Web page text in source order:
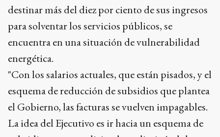
destinar más del diez por ciento de sus ingresos
para solventar los servicios públicos, se
encuentra en una situación de vulnerabilidad
energética.
"Con los salarios actuales, que están pisados, y el
esquema de reducción de subsidios que plantea
el Gobierno, las facturas se vuelven impagables.
La idea del Ejecutivo es ir hacia un esquema de